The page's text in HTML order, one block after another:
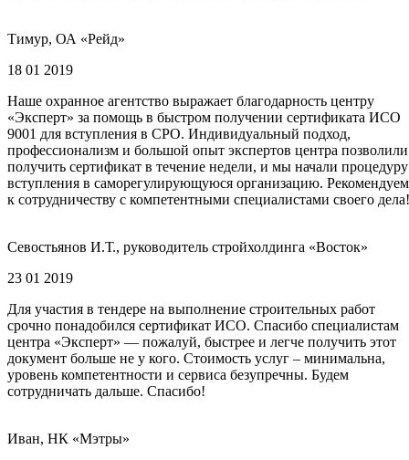
Тимур, ОА «Рейд»
18 01 2019
Наше охранное агентство выражает благодарность центру
«Эксперт» за помощь в быстром получении сертификата ИСО
9001 для вступления в СРО. Индивидуальный подход,
профессионализм и большой опыт экспертов центра позволили
получить сертификат в течение недели, и мы начали процедуру
вступления в саморегулирующуюся организацию. Рекомендуем
к сотрудничеству с компетентными специалистами своего дела!
Севостьянов И.Т., руководитель стройхолдинга «Восток»
23 01 2019
Для участия в тендере на выполнение строительных работ
срочно понадобился сертификат ИСО. Спасибо специалистам
центра «Эксперт» — пожалуй, быстрее и легче получить этот
документ больше не у кого. Стоимость услуг – минимальна,
уровень компетентности и сервиса безупречны. Будем
сотрудничать дальше. Спасибо!
Иван, НК «Мэтры»